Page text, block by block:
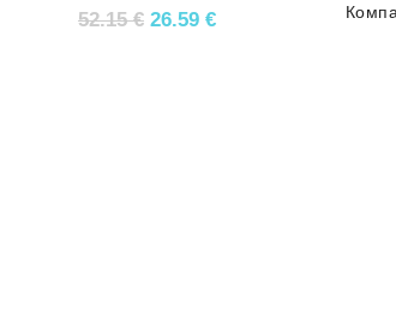
€.
21.00 €.
52.15€ Original price was: 52.15
26.59€Текущата цена е:
€.
45.00 €.